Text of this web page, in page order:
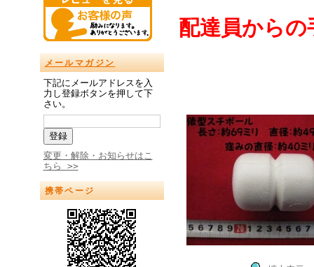
メールマガジン
下記にメールアドレスを入
力し登録ボタンを押して下
さい。
変更・解除・お知らせはこ
ちら >>
携帯ページ
配達員から